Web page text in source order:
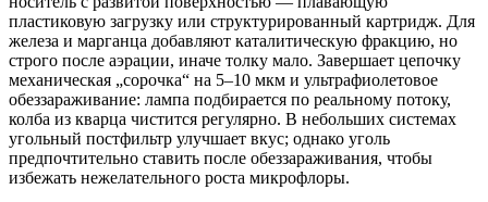
пластиковую загрузку или структурированный картридж. Для
железа и марганца добавляют каталитическую фракцию, но
строго после аэрации, иначе толку мало. Завершает цепочку
механическая „сорочка“ на 5–10 мкм и ультрафиолетовое
обеззараживание: лампа подбирается по реальному потоку,
колба из кварца чистится регулярно. В небольших системах
угольный постфильтр улучшает вкус; однако уголь
предпочтительно ставить после обеззараживания, чтобы
избежать нежелательного роста микрофлоры.